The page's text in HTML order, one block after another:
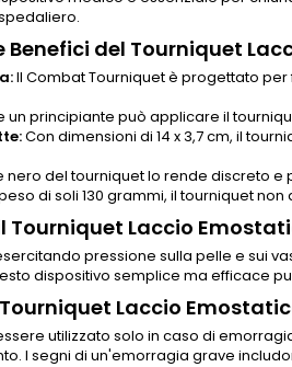
del Tourniquet
Il Combat Tourniquet è progettato
un principiante può applicare il
Con dimensioni di 14 x 3,7 cm, il
nero del tourniquet lo rende discreto
di soli 130 grammi, il tourniquet
Tourniquet Laccio
pressione sulla pelle e sui
dispositivo semplice ma efficace
Laccio
utilizzato solo in caso di
I segni di un'emorragia grave